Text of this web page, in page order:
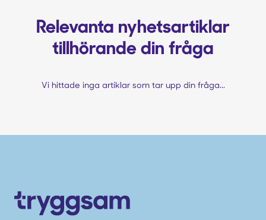
Relevanta nyhetsartiklar
tillhörande din fråga
Vi hittade inga artiklar som tar upp din fråga...